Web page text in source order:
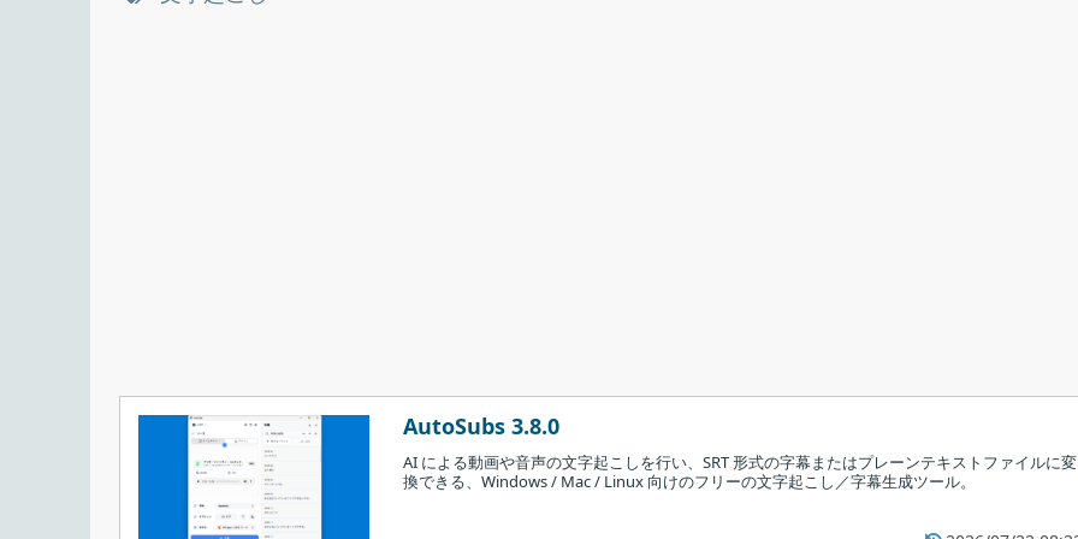
AutoSubs 3.8.0
AI による動画や音声の文字起こしを行い、SRT 形式の字幕またはプレーンテキストファイルに変
換できる、Windows / Mac / Linux 向けのフリーの文字起こし／字幕生成ツール。